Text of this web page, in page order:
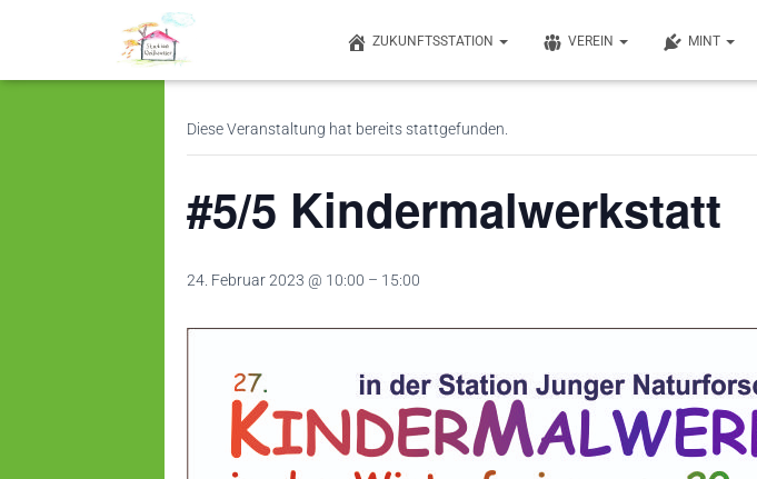
ZUKUNFTSSTATION VEREIN MINT
« Alle Veranstaltungen
Diese Veranstaltung hat bereits stattgefunden.
#5/5 Kindermalwerkstatt
24. Februar 2023 @ 10:00 – 15:00